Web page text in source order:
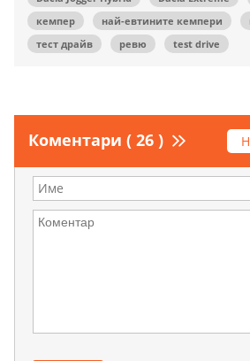
кемпер
най-евтините кемпери
тест драйв
ревю test drive
Коментари ( 26 )